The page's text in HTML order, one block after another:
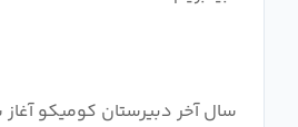
سال آخر دبیرستان کومیکو